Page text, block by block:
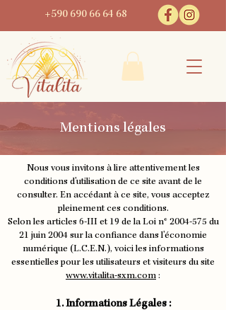
+590 690 66 64 68
Mentions légales
Nous vous invitons à lire attentivement les
conditions d'utilisation de ce site avant de le
consulter. En accédant à ce site, vous acceptez
pleinement ces conditions.
Selon les articles 6-III et 19 de la Loi n° 2004-575 du
21 juin 2004 sur la confiance dans l'économie
numérique (L.C.E.N.), voici les informations
essentielles pour les utilisateurs et visiteurs du site
www.vitalita-sxm.com :
1. Informations Légales :